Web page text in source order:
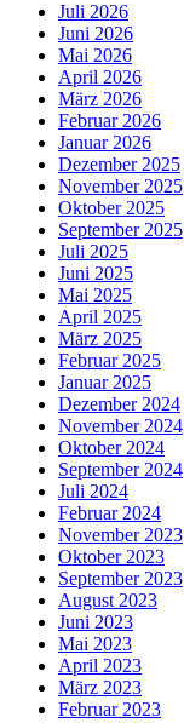
Juli 2026
Juni 2026
Mai 2026
April 2026
März 2026
Februar 2026
Januar 2026
Dezember 2025
November 2025
Oktober 2025
September 2025
Juli 2025
Juni 2025
Mai 2025
April 2025
März 2025
Februar 2025
Januar 2025
Dezember 2024
November 2024
Oktober 2024
September 2024
Juli 2024
Februar 2024
November 2023
Oktober 2023
September 2023
August 2023
Juni 2023
Mai 2023
April 2023
März 2023
Februar 2023